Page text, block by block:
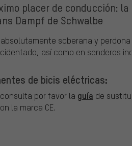
placer de conducción:
Dampf de Schwalbe
soberana y
así como en senderos
de bicis eléctricas:
por favor la guía de
la marca CE.